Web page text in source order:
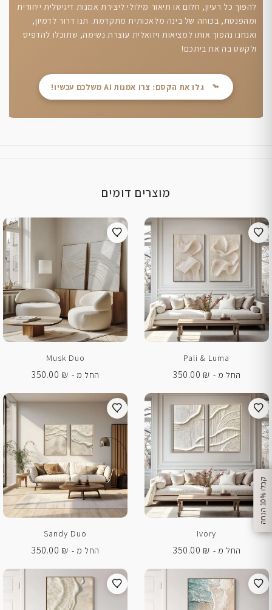
ק
ב
ל
ו
1
0
%
ה
נ
ח
ה
להפוך כל רעיון, חלום או תיאור מילולי ליצירת אמנות דיגיטלית ייחודית
ומהפנטת, בכוחה של בינה מלאכותית מתקדמת. תנו דרור לדמיון,
ואנחנו נהפוך אותו למציאות ויזואלית עוצרת נשימה, שתוכלו להדפיס
ולקשט בה את ביתכם!
גלו את הקסם: צרו אמנות AI משלכם עכשיו!
מוצרים דומים
Pali & Luma
החל מ -
350.00 ₪
Musk Duo
החל מ -
350.00 ₪
Ivory
החל מ -
350.00 ₪
Sandy Duo
החל מ -
350.00 ₪